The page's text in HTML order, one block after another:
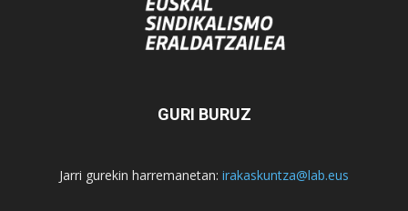
GURI BURUZ
Jarri gurekin harremanetan: irakaskuntza@lab.eus